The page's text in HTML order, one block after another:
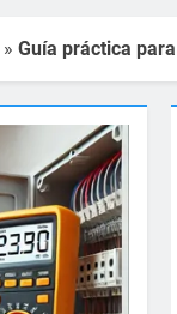
» Guía práctica